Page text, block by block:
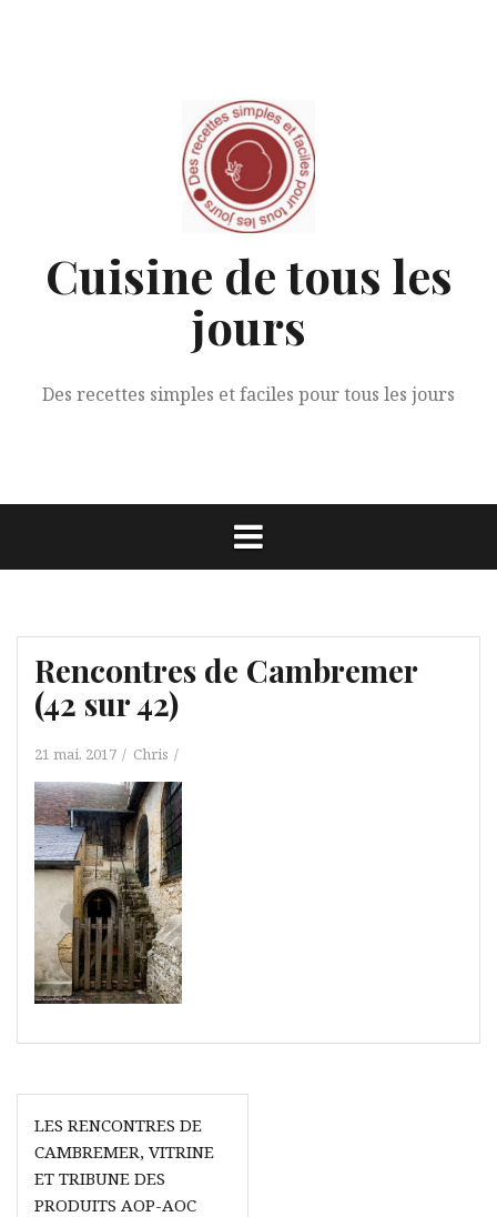
Cuisine de tous les
jours
Des recettes simples et faciles pour tous les jours
Rencontres de Cambremer
(42 sur 42)
21 mai, 2017 Chris
Navigation
de
l’article
LES RENCONTRES DE
CAMBREMER, VITRINE
ET TRIBUNE DES
PRODUITS AOP-AOC